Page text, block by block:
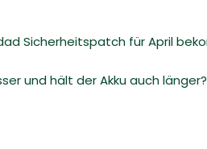
Sicherheitspatch für April
und hält der Akku auch